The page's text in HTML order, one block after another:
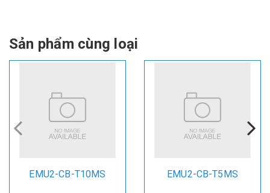
Sản phẩm cùng loại
EMU2-CB-T10MS EMU2-CB-T5MS